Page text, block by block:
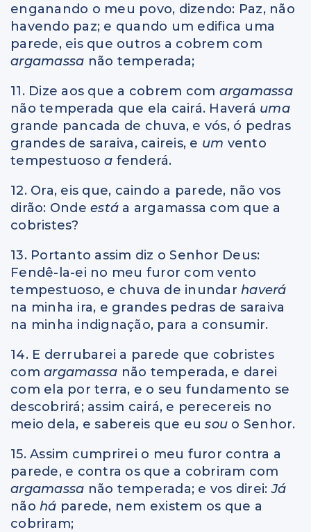
enganando o meu povo, dizendo: Paz, não
havendo paz; e quando um edifica uma
parede, eis que outros a cobrem com
argamassa não temperada;
11. Dize aos que a cobrem com argamassa
não temperada que ela cairá. Haverá uma
grande pancada de chuva, e vós, ó pedras
grandes de saraiva, caireis, e um vento
tempestuoso a fenderá.
12. Ora, eis que, caindo a parede, não vos
dirão: Onde está a argamassa com que a
cobristes?
13. Portanto assim diz o Senhor Deus:
Fendê-la-ei no meu furor com vento
tempestuoso, e chuva de inundar haverá
na minha ira, e grandes pedras de saraiva
na minha indignação, para a consumir.
14. E derrubarei a parede que cobristes
com argamassa não temperada, e darei
com ela por terra, e o seu fundamento se
descobrirá; assim cairá, e perecereis no
meio dela, e sabereis que eusou o Senhor.
15. Assim cumprirei o meu furor contra a
parede, e contra os que a cobriram com
argamassa não temperada; e vos direi:Já
não há parede, nem existem os que a
cobriram;